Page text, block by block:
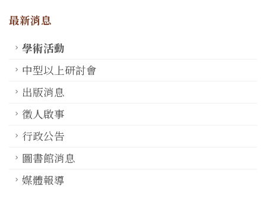
最新消息
學術活動
中型以上研討會
出版消息
徵人啟事
行政公告
圖書館消息
媒體報導